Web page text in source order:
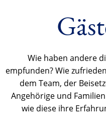
Wie haben andere
empfunden? Wie
dem Team, der
Angehörige und
wie diese ihre